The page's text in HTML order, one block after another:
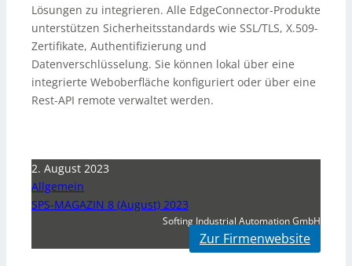
Lösungen zu integrieren. Alle EdgeConnector-Produkte
unterstützen Sicherheitsstandards wie SSL/TLS, X.509-
Zertifikate, Authentifizierung und
Datenverschlüsselung. Sie können lokal über eine
integrierte Weboberfläche konfiguriert oder über eine
Rest-API remote verwaltet werden.
2. August 2023
Allgemein
SPS-MAGAZIN 8 (August) 2023
Softing Industrial Automation GmbH
Zur Firmenwebsite